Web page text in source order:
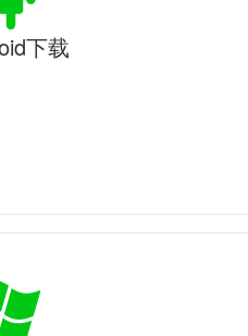
下载